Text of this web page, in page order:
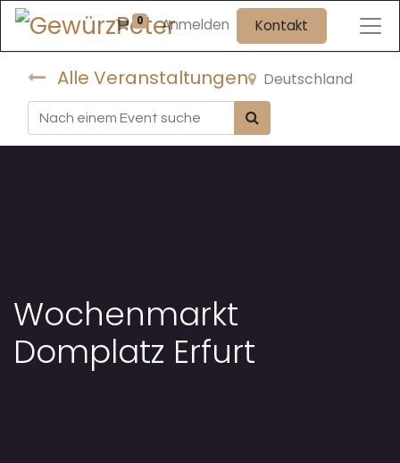
0 Anmelden Kontakt
Alle Veranstaltungen Deutschland
Wochenmarkt
Domplatz Erfurt